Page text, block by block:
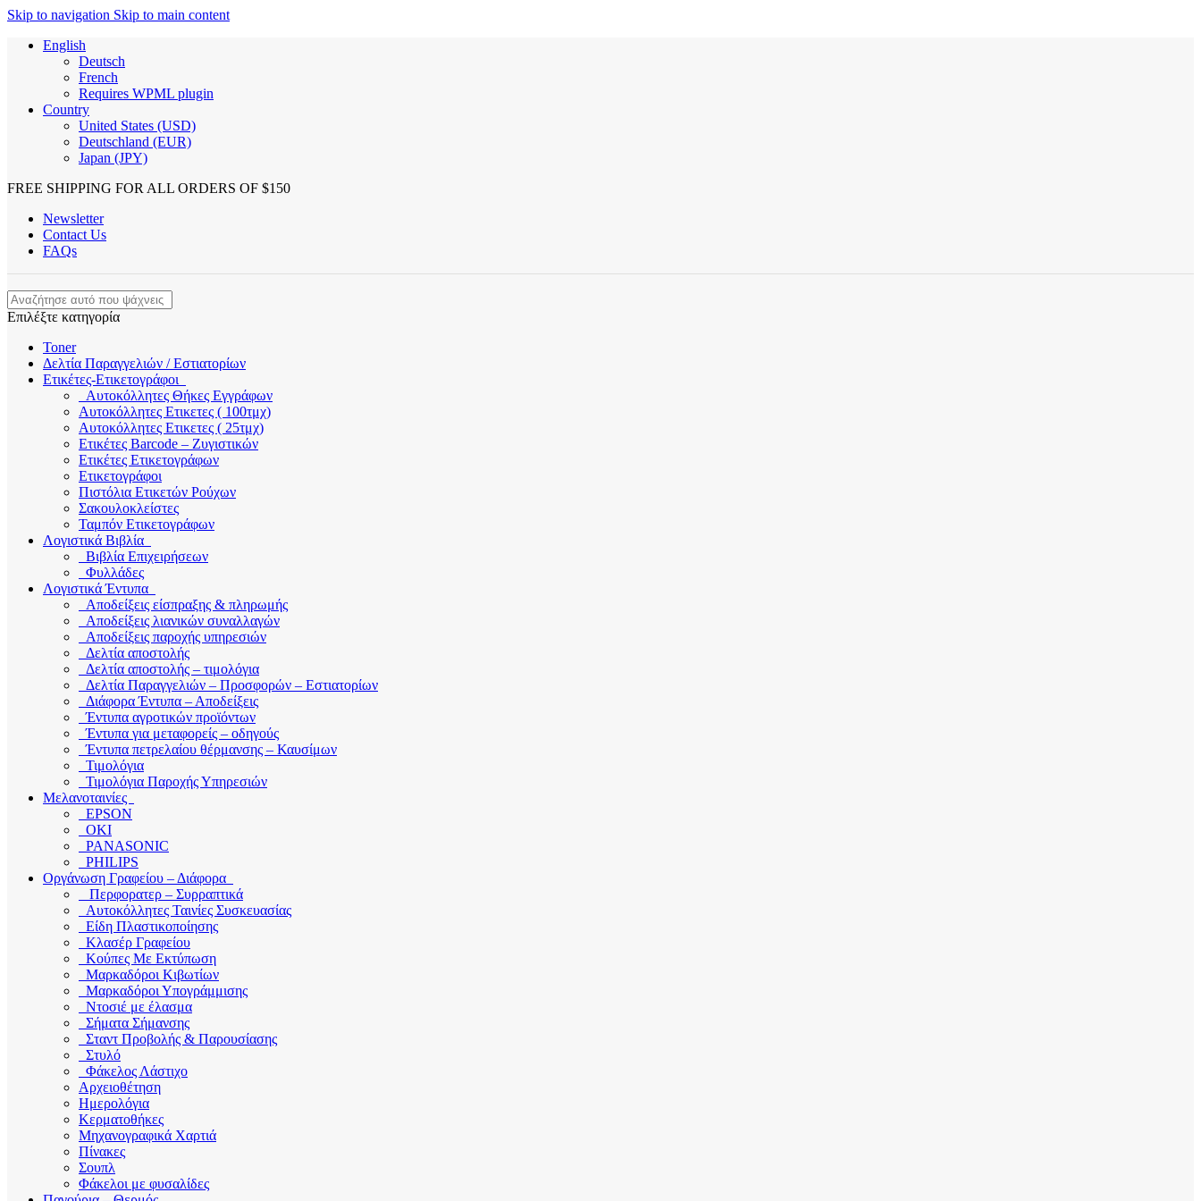
Skip to navigation Skip to main content
English
Deutsch
French
Requires WPML plugin
Country
United States (USD)
Deutschland (EUR)
Japan (JPY)
FREE SHIPPING FOR ALL ORDERS OF $150
Newsletter
Contact Us
FAQs
Επιλέξτε κατηγορία
Toner
Δελτία Παραγγελιών / Εστιατορίων
Ετικέτες-Ετικετογράφοι
Αυτοκόλλητες Θήκες Εγγράφων
Αυτοκόλλητες Ετικετες ( 100τμχ)
Αυτοκόλλητες Ετικετες ( 25τμχ)
Ετικέτες Barcode – Ζυγιστικών
Ετικέτες Ετικετογράφων
Ετικετογράφοι
Πιστόλια Ετικετών Ρούχων
Σακουλοκλείστες
Ταμπόν Ετικετογράφων
Λογιστικά Βιβλία
Βιβλία Επιχειρήσεων
Φυλλάδες
Λογιστικά Έντυπα
Αποδείξεις είσπραξης & πληρωμής
Αποδείξεις λιανικών συναλλαγών
Αποδείξεις παροχής υπηρεσιών
Δελτία αποστολής
Δελτία αποστολής – τιμολόγια
Δελτία Παραγγελιών – Προσφορών – Εστιατορίων
Διάφορα Έντυπα – Αποδείξεις
Έντυπα αγροτικών προϊόντων
Έντυπα για μεταφορείς – οδηγούς
Έντυπα πετρελαίου θέρμανσης – Καυσίμων
Τιμολόγια
Τιμολόγια Παροχής Υπηρεσιών
Μελανοταινίες
EPSON
OKI
PANASONIC
PHILIPS
Οργάνωση Γραφείου – Διάφορα
Περφορατερ – Συρραπτικά
Αυτοκόλλητες Ταινίες Συσκευασίας
Είδη Πλαστικοποίησης
Κλασέρ Γραφείου
Κούπες Με Εκτύπωση
Μαρκαδόροι Κιβωτίων
Μαρκαδόροι Υπογράμμισης
Ντοσιέ με έλασμα
Σήματα Σήμανσης
Σταντ Προβολής & Παρουσίασης
Στυλό
Φάκελος Λάστιχο
Αρχειοθέτηση
Ημερολόγια
Κερματοθήκες
Μηχανογραφικά Χαρτιά
Πίνακες
Σουπλ
Φάκελοι με φυσαλίδες